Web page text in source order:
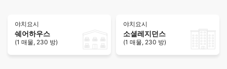
야치요시
쉐어하우스
(1 매물, 230 방)
야치요시
소셜레지던스
(1 매물, 230 방)